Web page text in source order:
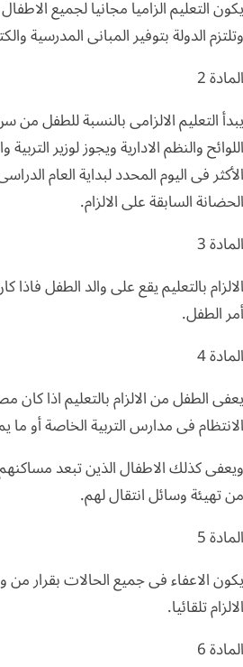
يكون التعليم الزاميا مجانيا لجميع
وتلتزم الدولة بتوفير المبانى
المادة 2
يبدأ التعليم الالزامى بالنسبة للطفل
اللوائح والنظم الادارية ويجوز لوزير
الأكثر فى اليوم المحدد لبداية العام
الحضانة السابقة على الالزام.
المادة 3
الالزام بالتعليم يقع على والد الطفل
أمر الطفل.
المادة 4
يعفى الطفل من الالزام بالتعليم اذا
الانتظام فى مدارس التربية الخاصة أو ما
ويعفى كذلك الاطفال الذين تبعد مساكنهم
من تهيئة وسائل انتقال لهم.
المادة 5
يكون الاعفاء فى جميع الحالات بقرار من
الالزام تلقائيا.
المادة 6